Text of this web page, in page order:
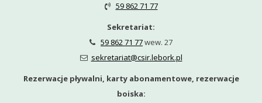

59 862 71 77
Sekretariat:
 59 862 71 77wew. 27
 sekretariat@csir.lebork.pl
Rezerwacje pływalni, karty abonamentowe, rezerwacje
boiska: